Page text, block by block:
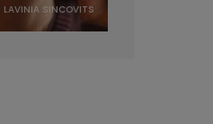
LAVINIA SINCOVITS